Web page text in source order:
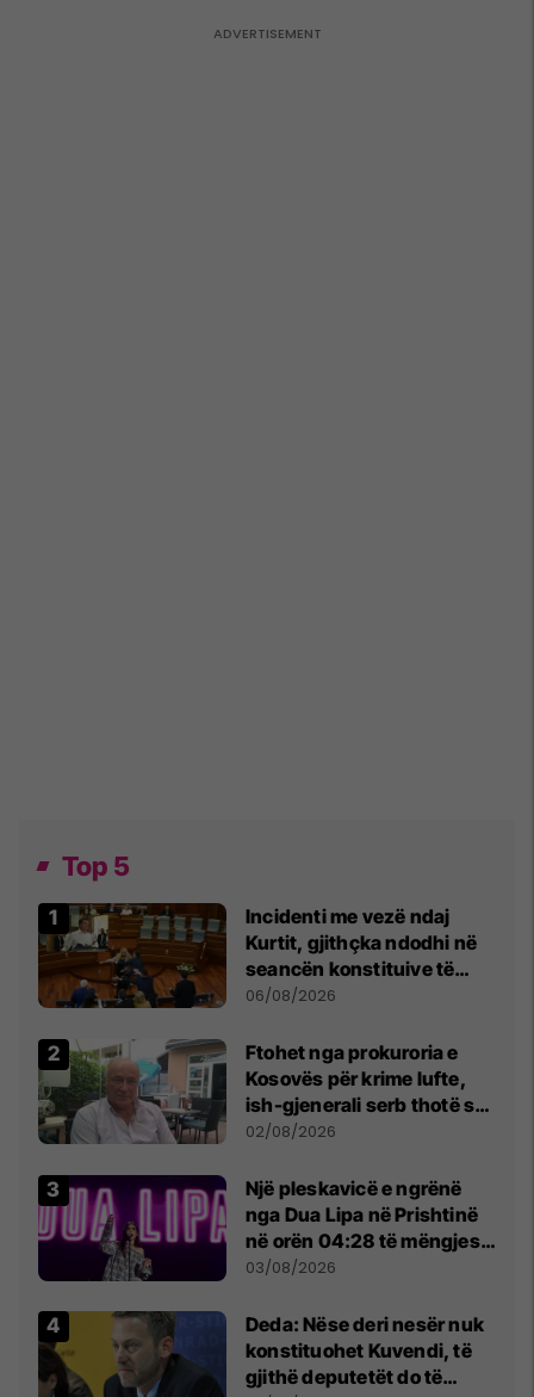
Top 5
Incidenti me vezë ndaj
Kurtit, gjithçka ndodhi në
seancën konstituive të
Kuvendit
06/08/2026
Ftohet nga prokuroria e
Kosovës për krime lufte,
ish-gjenerali serb thotë se
dikush e tradhtoi në
02/08/2026
Një pleskavicë e ngrënë
nga Dua Lipa në Prishtinë
në orën 04:28 të mëngjesit
- dhe bota digjitale serbe
03/08/2026
Deda: Nëse deri nesër nuk
konstituohet Kuvendi, të
gjithë deputetët do të